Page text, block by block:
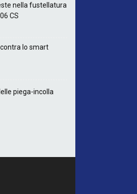
nella fustellatura
CS
lo smart
piega-incolla